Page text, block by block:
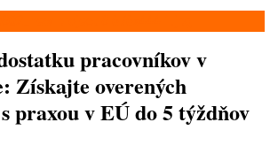
pracovníkov v
Získajte overených
praxou v EÚ do 5 týždňov